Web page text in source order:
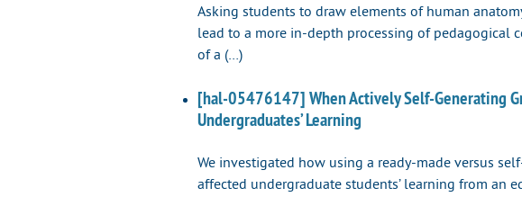
Asking students to draw elements of human
lead to a more in-depth processing of pedagogical
of a (…)
[hal-05476147] When Actively Self-Generating
Undergraduates’ Learning
We investigated how using a ready-made versus
affected undergraduate students’ learning from an